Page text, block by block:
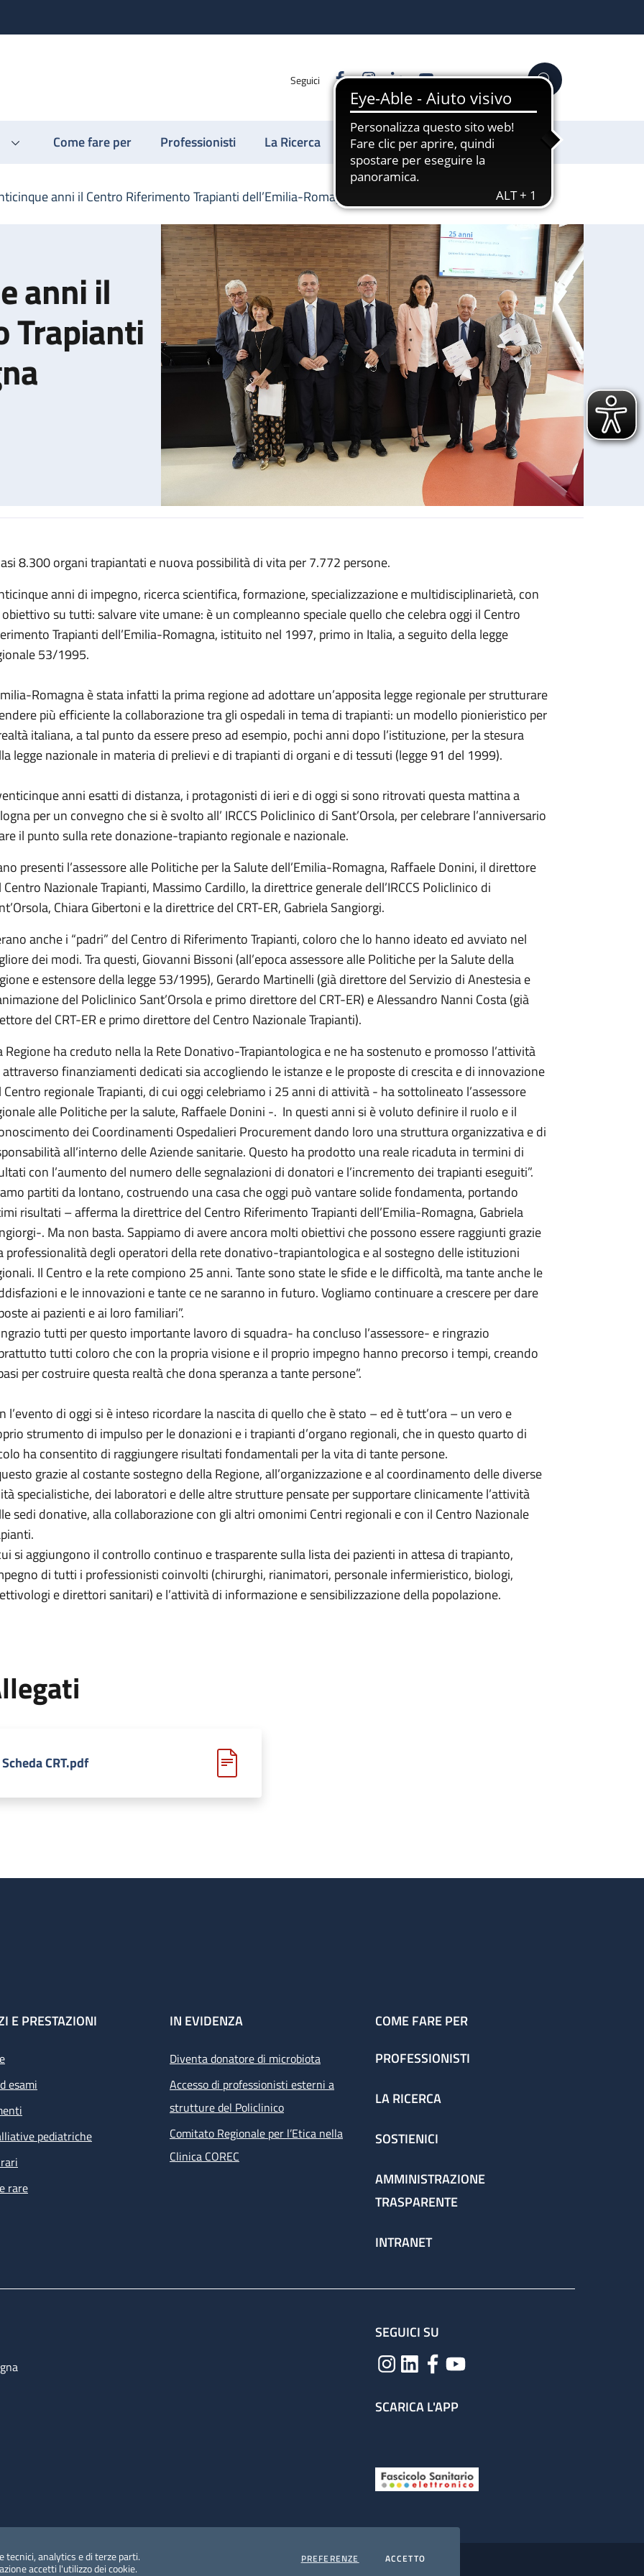
tecnici, analytics e di terze parti.
accetti l'utilizzo dei cookie.
PREFERENZE COOKIESACCETTOI COOKIES
Seguici FacebookInstagram
LinkedinYouTube Cerca
Come fare per Professionisti La Ricerca Sostienici
anni il Centro Riferimento Trapianti dell’Emilia-Romagna
anni il
Trapianti
Centro Riferimento Trapianti dell’Emilia-Romagna
8.300 organi trapiantati e nuova possibilità di vita per 7.772 persone.
anni di impegno, ricerca scientifica, formazione, specializzazione e multidisciplinarietà, con
su tutti: salvare vite umane: è un compleanno speciale quello che celebra oggi il Centro
Trapianti dell’Emilia-Romagna, istituito nel 1997, primo in Italia, a seguito della legge
53/1995.
Romagna è stata infatti la prima regione ad adottare un’apposita legge regionale per strutturare
più efficiente la collaborazione tra gli ospedali in tema di trapianti: un modello pionieristico per
italiana, a tal punto da essere preso ad esempio, pochi anni dopo l’istituzione, per la stesura
legge nazionale in materia di prelievi e di trapianti di organi e di tessuti (legge 91 del 1999).
anni esatti di distanza, i protagonisti di ieri e di oggi si sono ritrovati questa mattina a
per un convegno che si è svolto all’ IRCCS Policlinico di Sant’Orsola, per celebrare l’anniversario
il punto sulla rete donazione-trapianto regionale e nazionale.
presenti l’assessore alle Politiche per la Salute dell’Emilia-Romagna, Raffaele Donini, il direttore
Centro Nazionale Trapianti, Massimo Cardillo, la direttrice generale dell’IRCCS Policlinico di
Chiara Gibertoni e la direttrice del CRT-ER, Gabriela Sangiorgi.
anche i “padri” del Centro di Riferimento Trapianti, coloro che lo hanno ideato ed avviato nel
dei modi. Tra questi, Giovanni Bissoni (all’epoca assessore alle Politiche per la Salute della
e estensore della legge 53/1995), Gerardo Martinelli (già direttore del Servizio di Anestesia e
del Policlinico Sant’Orsola e primo direttore del CRT-ER) e Alessandro Nanni Costa (già
del CRT-ER e primo direttore del Centro Nazionale Trapianti).
Regione ha creduto nella la Rete Donativo-Trapiantologica e ne ha sostenuto e promosso l’attività
attraverso finanziamenti dedicati sia accogliendo le istanze e le proposte di crescita e di innovazione
Centro regionale Trapianti, di cui oggi celebriamo i 25 anni di attività - ha sottolineato l’assessore
alle Politiche per la salute, Raffaele Donini -. In questi anni si è voluto definire il ruolo e il
dei Coordinamenti Ospedalieri Procurement dando loro una struttura organizzativa e di
all’interno delle Aziende sanitarie. Questo ha prodotto una reale ricaduta in termini di
con l’aumento del numero delle segnalazioni di donatori e l’incremento dei trapianti eseguiti”.
partiti da lontano, costruendo una casa che oggi può vantare solide fondamenta, portando
risultati – afferma la direttrice del Centro Riferimento Trapianti dell’Emilia-Romagna, Gabriela
. Ma non basta. Sappiamo di avere ancora molti obiettivi che possono essere raggiunti grazie
professionalità degli operatori della rete donativo-trapiantologica e al sostegno delle istituzioni
Il Centro e la rete compiono 25 anni. Tante sono state le sfide e le difficoltà, ma tante anche le
e le innovazioni e tante ce ne saranno in futuro. Vogliamo continuare a crescere per dare
ai pazienti e ai loro familiari”.
tutti per questo importante lavoro di squadra- ha concluso l’assessore- e ringrazio
tutti coloro che con la propria visione e il proprio impegno hanno precorso i tempi, creando
per costruire questa realtà che dona speranza a tante persone”.
l’evento di oggi si è inteso ricordare la nascita di quello che è stato – ed è tutt’ora – un vero e
strumento di impulso per le donazioni e i trapianti d’organo regionali, che in questo quarto di
ha consentito di raggiungere risultati fondamentali per la vita di tante persone.
grazie al costante sostegno della Regione, all’organizzazione e al coordinamento delle diverse
specialistiche, dei laboratori e delle altre strutture pensate per supportare clinicamente l’attività
sedi donative, alla collaborazione con gli altri omonimi Centri regionali e con il Centro Nazionale
si aggiungono il controllo continuo e trasparente sulla lista dei pazienti in attesa di trapianto,
di tutti i professionisti coinvolti (chirurghi, rianimatori, personale infermieristico, biologi,
e direttori sanitari) e l’attività di informazione e sensibilizzazione della popolazione.
Scheda CRT.pdf
E PRESTAZIONI
esami
pediatriche
rare
IN EVIDENZA
Diventa donatore di microbiota
Accesso di professionisti esterni a
strutture del Policlinico
Comitato Regionale per l’Etica nella
Clinica COREC
COME FARE PER
PROFESSIONISTI
LA RICERCA
SOSTIENICI
AMMINISTRAZIONE
TRASPARENTE
INTRANET
SEGUICI SU
SCARICA L'APP
del dato personale